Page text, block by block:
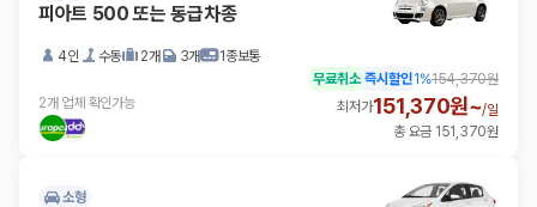
피아트 500 또는 동급차종
4인 수동 2개 3개 1종보통
2개 업체 확인가능
무료취소 즉시할인1 %154,370원
최저가151,370원~/일
총 요금 151,370원
소형